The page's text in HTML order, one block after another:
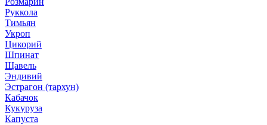
Руккола
Тимьян
Укроп
Цикорий
Шпинат
Щавель
Эндивий
Эстрагон (тархун)
Кабачок
Кукуруза
Капуста